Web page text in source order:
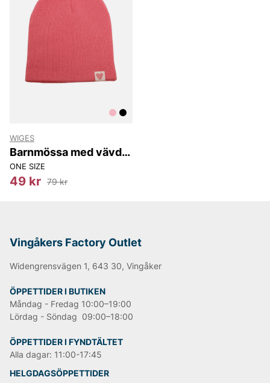
WIGES
Barnmössa med vävd
etikett
ONE SIZE
49 kr 79 kr
Vingåkers Factory Outlet
Widengrensvägen 1, 643 30, Vingåker
ÖPPETTIDER I BUTIKEN
Måndag - Fredag 10:00–19:00
Lördag - Söndag 09:00–18:00
ÖPPETTIDER I FYNDTÄLTET
Alla dagar: 11:00-17:45
HELGDAGSÖPPETTIDER